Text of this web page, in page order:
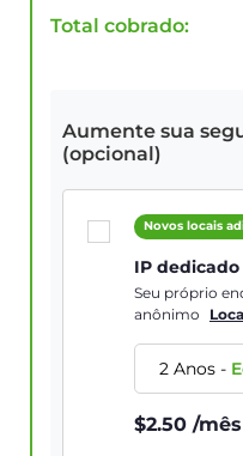
Total cobrado:
Aumente sua
(opcional)
Novos locais
IP
Seu próprio
anônimo
2 Anos-
$2.50 /mês